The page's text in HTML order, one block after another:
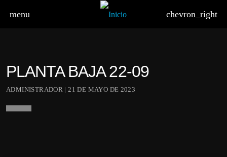
menu chevron_right
PLANTA BAJA 22-09
ADMINISTRADOR | 21 DE MAYO DE 2023